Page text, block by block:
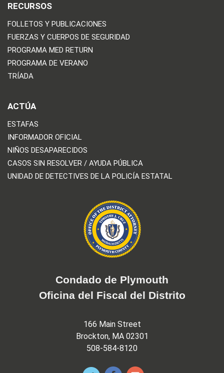
RECURSOS
FOLLETOS Y PUBLICACIONES
FUERZAS Y CUERPOS DE SEGURIDAD
PROGRAMA MED RETURN
PROGRAMA DE VERANO
TRÍADA
ACTÚA
ESTAFAS
INFORMADOR OFICIAL
NIÑOS DESAPARECIDOS
CASOS SIN RESOLVER / AYUDA PÚBLICA
UNIDAD DE DETECTIVES DE LA POLICÍA ESTATAL
Condado de Plymouth
Oficina del Fiscal del Distrito
166 Main Street
Brockton, MA 02301
508-584-8120